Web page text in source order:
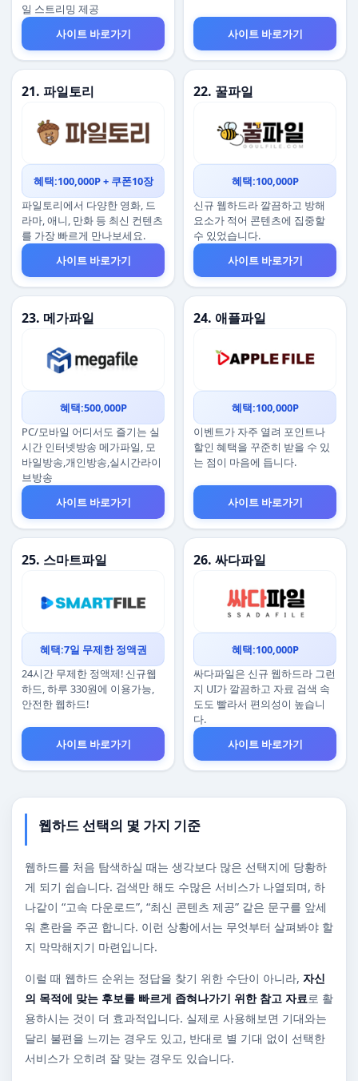
일 스트리밍 제공
사이트 바로가기
사이트 바로가기
21. 파일토리
혜택:100,000P + 쿠폰10장
파일토리에서 다양한 영화, 드
라마, 애니, 만화 등 최신 컨텐츠
를 가장 빠르게 만나보세요.
사이트 바로가기
22. 꿀파일
혜택:100,000P
신규 웹하드라 깔끔하고 방해
요소가 적어 콘텐츠에 집중할
수 있었습니다.
사이트 바로가기
23. 메가파일
혜택:500,000P
PC/모바일 어디서도 즐기는 실
시간 인터넷방송 메가파일, 모
바일방송,개인방송,실시간라이
브방송
사이트 바로가기
24. 애플파일
혜택:100,000P
이벤트가 자주 열려 포인트나
할인 혜택을 꾸준히 받을 수 있
는 점이 마음에 듭니다.
사이트 바로가기
25. 스마트파일
혜택:7일 무제한 정액권
24시간 무제한 정액제! 신규웹
하드, 하루 330원에 이용가능,
안전한 웹하드!
사이트 바로가기
26. 싸다파일
혜택:100,000P
싸다파일은 신규 웹하드라 그런
지 UI가 깔끔하고 자료 검색 속
도도 빨라서 편의성이 높습니
다.
사이트 바로가기
웹하드 선택의 몇 가지 기준
웹하드를 처음 탐색하실 때는 생각보다 많은 선택지에 당황하
게 되기 쉽습니다. 검색만 해도 수많은 서비스가 나열되며, 하
나같이 “고속 다운로드”, “최신 콘텐츠 제공” 같은 문구를 앞세
워 혼란을 주곤 합니다. 이런 상황에서는 무엇부터 살펴봐야 할
지 막막해지기 마련입니다.
이럴 때 웹하드 순위는 정답을 찾기 위한 수단이 아니라, 자신
의 목적에 맞는 후보를 빠르게 좁혀나가기 위한 참고 자료로 활
용하시는 것이 더 효과적입니다. 실제로 사용해보면 기대와는
달리 불편을 느끼는 경우도 있고, 반대로 별 기대 없이 선택한
서비스가 오히려 잘 맞는 경우도 있습니다.